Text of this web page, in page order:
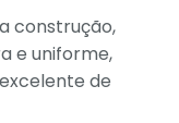
construção,
e uniforme,
de